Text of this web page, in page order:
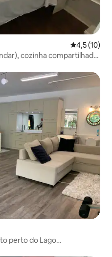
4,5 de uma
4,5 (10)
cozinha compartilhada,
perto do Lago